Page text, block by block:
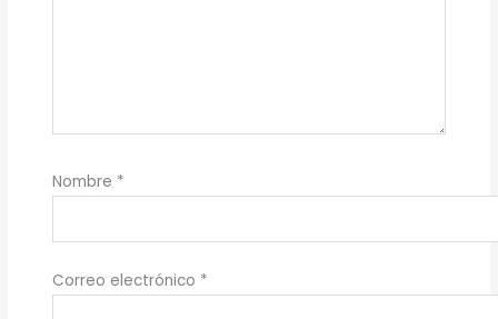
Nombre *
Correo electrónico *